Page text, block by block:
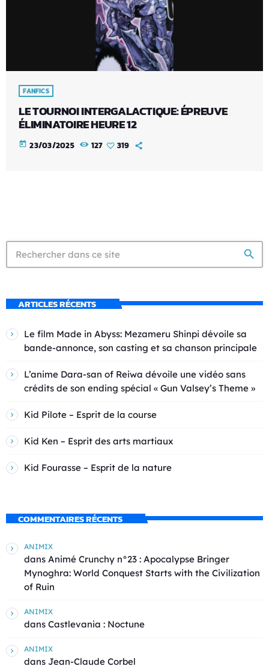
FANFICS
LE TOURNOI INTERGALACTIQUE: ÉPREUVE
ÉLIMINATOIRE HEURE 12
today 23/03/2025 127 319
search
ARTICLES RÉCENTS
Le film Made in Abyss: Mezameru Shinpi dévoile sa
bande-annonce, son casting et sa chanson principale
L’anime Dara-san of Reiwa dévoile une vidéo sans
crédits de son ending spécial « Gun Valsey’s Theme »
Kid Pilote – Esprit de la course
Kid Ken – Esprit des arts martiaux
Kid Fourasse – Esprit de la nature
COMMENTAIRES RÉCENTS
ANIMIX
dans Animé Crunchy n°23 : Apocalypse Bringer
Mynoghra: World Conquest Starts with the Civilization
of Ruin
ANIMIX
dans Castlevania : Noctune
ANIMIX
dans Jean-Claude Corbel